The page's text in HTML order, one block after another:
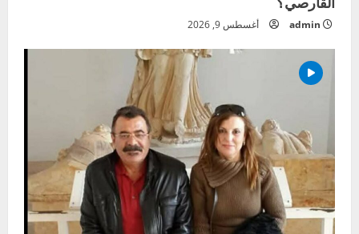
admin أغسطس 9, 2026